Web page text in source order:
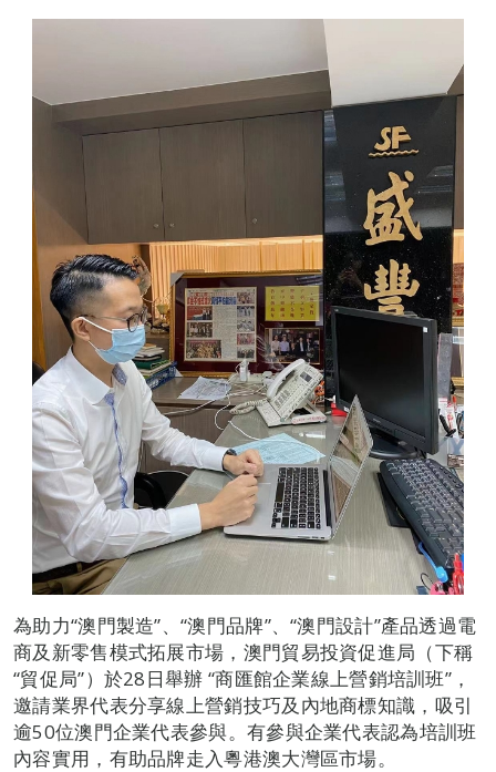
為助力“澳門製造”、“澳門品牌”、“澳門設計”產品透過電
商及新零售模式拓展市場，澳門貿易投資促進局（下稱
“貿促局”）於28日舉辦 “商匯館企業線上營銷培訓班”，
邀請業界代表分享線上營銷技巧及內地商標知識，吸引
逾50位澳門企業代表參與。有參與企業代表認為培訓班
內容實用，有助品牌走入粵港澳大灣區市場。